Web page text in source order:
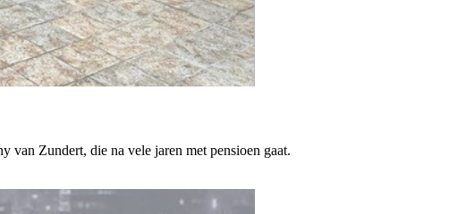
van Zundert, die na vele jaren met pensioen gaat.